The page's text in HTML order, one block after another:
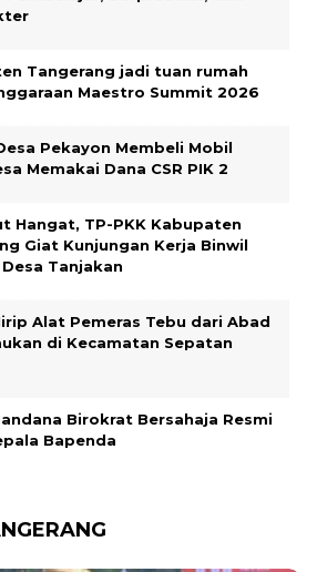
Tangerang jadi tuan rumah
Maestro Summit 2026
Pekayon Membeli Mobil
Memakai Dana CSR PIK 2
Hangat, TP-PKK Kabupaten
Giat Kunjungan Kerja Binwil
Tanjakan
Alat Pemeras Tebu dari Abad
di Kecamatan Sepatan
Birokrat Bersahaja Resmi
Bapenda